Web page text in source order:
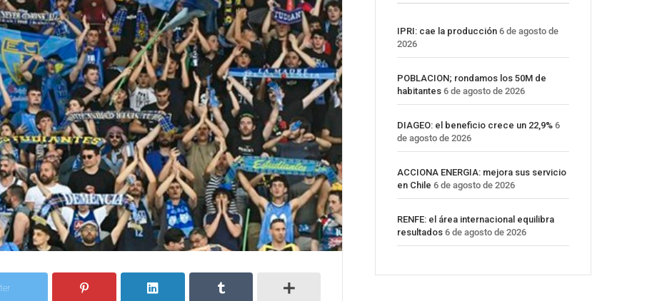
IPRI: cae la producción 6 de agosto de
2026
POBLACION; rondamos los 50M de
habitantes 6 de agosto de 2026
DIAGEO: el beneficio crece un 22,9% 6
de agosto de 2026
ACCIONA ENERGIA: mejora sus servicio
en Chile 6 de agosto de 2026
RENFE: el área internacional equilibra
resultados 6 de agosto de 2026